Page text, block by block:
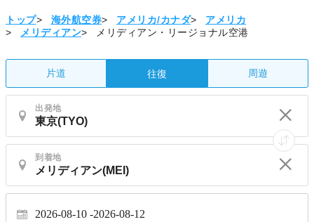
トップ> 海外航空券> アメリカ/カナダ>
アメリカ
>
メリディアン> メリディアン・リージョナル空港
片道 往復 周遊
出発地
到着地
2026-08-10 2026-08-12